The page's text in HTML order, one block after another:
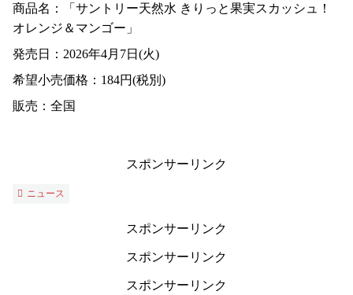
商品名：「サントリー天然水 きりっと果実スカッシュ！
オレンジ＆マンゴー」
発売日：2026年4月7日(火)
希望小売価格：184円(税別)
販売：全国
スポンサーリンク
ニュース
スポンサーリンク
スポンサーリンク
スポンサーリンク